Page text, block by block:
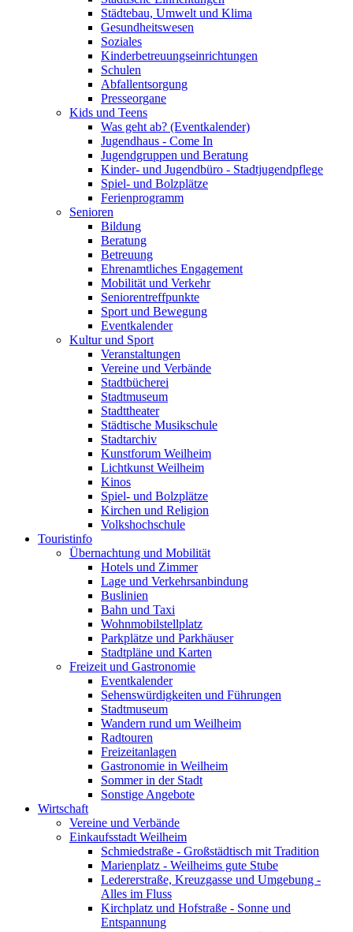
Städtebau, Umwelt und Klima
Gesundheitswesen
Soziales
Kinderbetreuungseinrichtungen
Schulen
Abfallentsorgung
Presseorgane
Kids und Teens
Was geht ab? (Eventkalender)
Jugendhaus - Come In
Jugendgruppen und Beratung
Kinder- und Jugendbüro - Stadtjugendpflege
Spiel- und Bolzplätze
Ferienprogramm
Senioren
Bildung
Beratung
Betreuung
Ehrenamtliches Engagement
Mobilität und Verkehr
Seniorentreffpunkte
Sport und Bewegung
Eventkalender
Kultur und Sport
Veranstaltungen
Vereine und Verbände
Stadtbücherei
Stadtmuseum
Stadttheater
Städtische Musikschule
Stadtarchiv
Kunstforum Weilheim
Lichtkunst Weilheim
Kinos
Spiel- und Bolzplätze
Kirchen und Religion
Volkshochschule
Touristinfo
Übernachtung und Mobilität
Hotels und Zimmer
Lage und Verkehrsanbindung
Buslinien
Bahn und Taxi
Wohnmobilstellplatz
Parkplätze und Parkhäuser
Stadtpläne und Karten
Freizeit und Gastronomie
Eventkalender
Sehenswürdigkeiten und Führungen
Stadtmuseum
Wandern rund um Weilheim
Radtouren
Freizeitanlagen
Gastronomie in Weilheim
Sommer in der Stadt
Sonstige Angebote
Wirtschaft
Vereine und Verbände
Einkaufsstadt Weilheim
Schmiedstraße - Großstädtisch mit Tradition
Marienplatz - Weilheims gute Stube
Ledererstraße, Kreuzgasse und Umgebung -
Alles im Fluss
Kirchplatz und Hofstraße - Sonne und
Entspannung